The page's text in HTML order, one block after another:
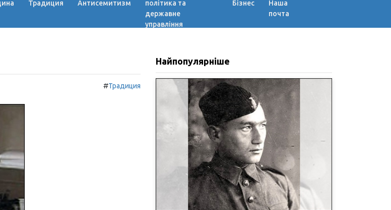
Традиция Антисемитизм
політика та
державне
управління
Бізнес
Наша
почта
#Традиция
Найпопулярніше